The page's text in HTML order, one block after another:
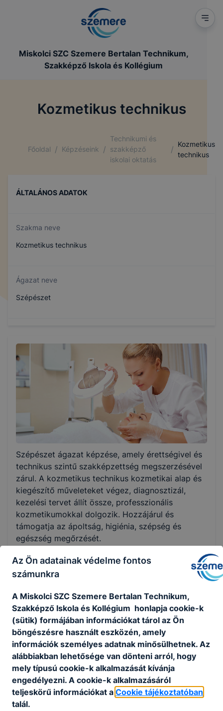
Miskolci SZC Szemere Bertalan Technikum,
Szakképző Iskola és Kollégium
Kozmetikus technikus
Főoldal / Képzéseink /
Technikumi és
szakképző
iskolai oktatás
/
Kozmetikus
technikus
ÁLTALÁNOS ADATOK
Szakma neve
Kozmetikus technikus
Ágazat neve
Szépészet
Képzés időtartama
Választható szakmairányok:
Nem válaszható
KKK/PTT
KKK letöltése (pdf)
PTT letöltése (pdf)
Okleveles technikusképzés
Nem
Szépészet ágazat képzése, amely érettségivel és
technikus szintű szakképzettség megszerzésével
zárul. A kozmetikus technikus kozmetikai alap és
kiegészítő műveleteket végez, diagnosztizál,
kezelési tervet állít össze, professzionális
kozmetikumokkal dolgozik. Hozzájárul és
támogatja az ápoltság, higiénia, szépség és
egészség megőrzését.
Ajánlott minden fiatal számára, aki szeret
emberekkel foglalkozni, mások esztétikus
megjelenéséhez hozzájárulni.
KOMPETENCIAELVÁRÁS
Formaérzék, térlátás, kézügyesség, kreativitás,
állóképesség, kiváló kommunikációs készség.
A SZAKKÉPZETTSÉGGEL RENDELKEZŐ
képes a kozmetikai szalon működésének
Az Ön adatainak védelme fontos
számunkra
A Miskolci SZC Szemere Bertalan Technikum,
Szakképző Iskola és Kollégium honlapja cookie-k
(sütik) formájában információkat tárol az Ön
böngészésre használt eszközén, amely
információk személyes adatnak minősülhetnek. Az
alábbiakban lehetősége van dönteni arról, hogy
mely típusú cookie-k alkalmazását kívánja
engedélyezni. A cookie-k alkalmazásáról
teljeskörű információkat a Cookie tájékoztatóban
talál.